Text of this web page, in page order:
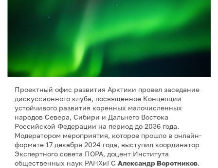
Проектный офис развития Арктики провел заседание
дискуссионного клуба, посвященное Концепции
устойчивого развития коренных малочисленных
народов Севера, Сибири и Дальнего Востока
Российской Федерации на период до 2036 года.
Модератором мероприятия, которое прошло в онлайн-
формате 17 декабря 2024 года, выступил координатор
Экспертного совета ПОРА, доцент Института
общественных наук РАНХиГС Александр Воротников.